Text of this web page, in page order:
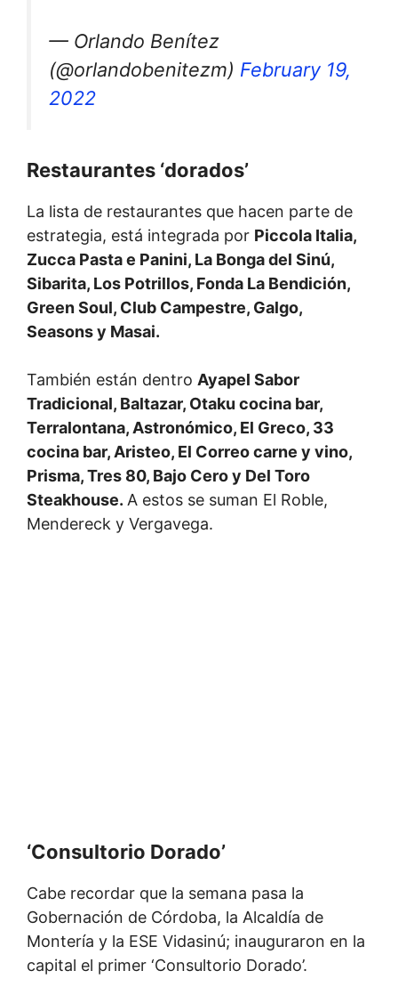
— Orlando Benítez
(@orlandobenitezm) February 19,
2022
Restaurantes ‘dorados’
La lista de restaurantes que hacen parte de
estrategia, está integrada por Piccola Italia,
Zucca Pasta e Panini, La Bonga del Sinú,
Sibarita, Los Potrillos, Fonda La Bendición,
Green Soul, Club Campestre, Galgo,
Seasons y Masai.
También están dentro Ayapel Sabor
Tradicional, Baltazar, Otaku cocina bar,
Terralontana, Astronómico, El Greco, 33
cocina bar, Aristeo, El Correo carne y vino,
Prisma, Tres 80, Bajo Cero y Del Toro
Steakhouse. A estos se suman El Roble,
Mendereck y Vergavega.
‘Consultorio Dorado’
Cabe recordar que la semana pasa la
Gobernación de Córdoba, la Alcaldía de
Montería y la ESE Vidasinú; inauguraron en la
capital el primer ‘Consultorio Dorado’.